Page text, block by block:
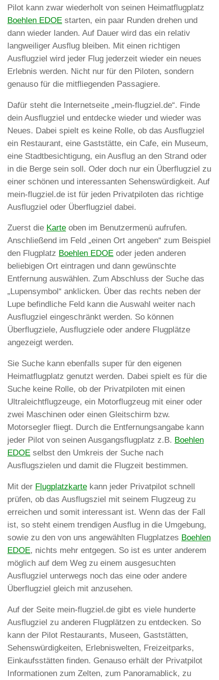
Pilot kann zwar wiederholt von seinen Heimatflugplatz
Boehlen EDOE starten, ein paar Runden drehen und
dann wieder landen. Auf Dauer wird das ein relativ
langweiliger Ausflug bleiben. Mit einen richtigen
Ausflugziel wird jeder Flug jederzeit wieder ein neues
Erlebnis werden. Nicht nur für den Piloten, sondern
genauso für die mitfliegenden Passagiere.
Dafür steht die Internetseite „mein-flugziel.de“. Finde
dein Ausflugziel und entdecke wieder und wieder was
Neues. Dabei spielt es keine Rolle, ob das Ausflugziel
ein Restaurant, eine Gaststätte, ein Cafe, ein Museum,
eine Stadtbesichtigung, ein Ausflug an den Strand oder
in die Berge sein soll. Oder doch nur ein Überflugziel zu
einer schönen und interessanten Sehenswürdigkeit. Auf
mein-flugziel.de ist für jeden Privatpiloten das richtige
Ausflugziel oder Überflugziel dabei.
Zuerst die Karte oben im Benutzermenü aufrufen.
Anschließend im Feld „einen Ort angeben“ zum Beispiel
den Flugplatz Boehlen EDOE oder jeden anderen
beliebigen Ort eintragen und dann gewünschte
Entfernung auswählen. Zum Abschluss der Suche das
„Lupensymbol“ anklicken. Über das rechts neben der
Lupe befindliche Feld kann die Auswahl weiter nach
Ausflugziel eingeschränkt werden. So können
Überflugziele, Ausflugziele oder andere Flugplätze
angezeigt werden.
Sie Suche kann ebenfalls super für den eigenen
Heimatflugplatz genutzt werden. Dabei spielt es für die
Suche keine Rolle, ob der Privatpiloten mit einen
Ultraleichtflugzeuge, ein Motorflugzeug mit einer oder
zwei Maschinen oder einen Gleitschirm bzw.
Motorsegler fliegt. Durch die Entfernungsangabe kann
jeder Pilot von seinen Ausgangsflugplatz z.B. Boehlen
EDOE selbst den Umkreis der Suche nach
Ausflugszielen und damit die Flugzeit bestimmen.
Mit der Flugplatzkarte kann jeder Privatpilot schnell
prüfen, ob das Ausflugsziel mit seinem Flugzeug zu
erreichen und somit interessant ist. Wenn das der Fall
ist, so steht einem trendigen Ausflug in die Umgebung,
sowie zu den von uns angewählten Flugplatzes Boehlen
EDOE, nichts mehr entgegen. So ist es unter anderem
möglich auf dem Weg zu einem ausgesuchten
Ausflugziel unterwegs noch das eine oder andere
Überflugziel gleich mit anzusehen.
Auf der Seite mein-flugziel.de gibt es viele hunderte
Ausflugziel zu anderen Flugplätzen zu entdecken. So
kann der Pilot Restaurants, Museen, Gaststätten,
Sehenswürdigkeiten, Erlebniswelten, Freizeitparks,
Einkaufsstätten finden. Genauso erhält der Privatpilot
Informationen zum Zelten, zum Panoramablick, zu